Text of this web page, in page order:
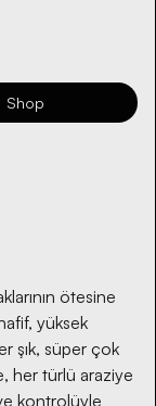
Shop
ötesine
yüksek
şık, süper çok
her türlü araziye
kontrolüyle